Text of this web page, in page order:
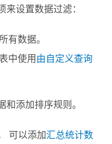
设置数据过滤：
有数据。
中使用 由自定义查询
添加排序规则。
可以添加汇总统计数